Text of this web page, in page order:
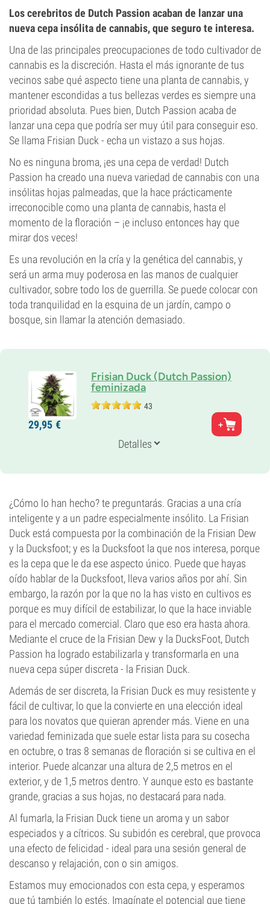
Los cerebritos de Dutch Passion acaban de lanzar una
nueva cepa insólita de cannabis, que seguro te interesa.
Una de las principales preocupaciones de todo cultivador de
cannabis es la discreción. Hasta el más ignorante de tus
vecinos sabe qué aspecto tiene una planta de cannabis, y
mantener escondidas a tus bellezas verdes es siempre una
prioridad absoluta. Pues bien, Dutch Passion acaba de
lanzar una cepa que podría ser muy útil para conseguir eso.
Se llama Frisian Duck - echa un vistazo a sus hojas.
No es ninguna broma, ¡es una cepa de verdad! Dutch
Passion ha creado una nueva variedad de cannabis con una
insólitas hojas palmeadas, que la hace prácticamente
irreconocible como una planta de cannabis, hasta el
momento de la floración – ¡e incluso entonces hay que
mirar dos veces!
Es una revolución en la cría y la genética del cannabis, y
será un arma muy poderosa en las manos de cualquier
cultivador, sobre todo los de guerrilla. Se puede colocar con
toda tranquilidad en la esquina de un jardín, campo o
bosque, sin llamar la atención demasiado.
Frisian Duck (Dutch Passion)
feminizada
43
Padres
Frisian Dew x DucksFoot
Indica-dominante
8-9 semanas
7%
Desconocido
Tipo de floración
Fotoperiódica
29,95 €
Detalles
¿Cómo lo han hecho? te preguntarás. Gracias a una cría
inteligente y a un padre especialmente insólito. La Frisian
Duck está compuesta por la combinación de la Frisian Dew
y la Ducksfoot; y es la Ducksfoot la que nos interesa, porque
es la cepa que le da ese aspecto único. Puede que hayas
oído hablar de la Ducksfoot, lleva varios años por ahí. Sin
embargo, la razón por la que no la has visto en cultivos es
porque es muy difícil de estabilizar, lo que la hace inviable
para el mercado comercial. Claro que eso era hasta ahora.
Mediante el cruce de la Frisian Dew y la DucksFoot, Dutch
Passion ha logrado estabilizarla y transformarla en una
nueva cepa súper discreta - la Frisian Duck.
Además de ser discreta, la Frisian Duck es muy resistente y
fácil de cultivar, lo que la convierte en una elección ideal
para los novatos que quieran aprender más. Viene en una
variedad feminizada que suele estar lista para su cosecha
en octubre, o tras 8 semanas de floración si se cultiva en el
interior. Puede alcanzar una altura de 2,5 metros en el
exterior, y de 1,5 metros dentro. Y aunque esto es bastante
grande, gracias a sus hojas, no destacará para nada.
Al fumarla, la Frisian Duck tiene un aroma y un sabor
especiados y a cítricos. Su subidón es cerebral, que provoca
una efecto de felicidad - ideal para una sesión general de
descanso y relajación, con o sin amigos.
Estamos muy emocionados con esta cepa, y esperamos
que tú también lo estés. Imagínate el potencial que tiene